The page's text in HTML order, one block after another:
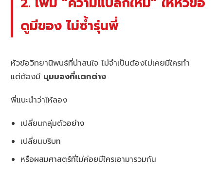
ดูมีของ ไม่ซ้ำรุ่นพี่
หัวข้อวิทยานิพนธ์ที่น่าสนใจ ไม่จำเป็นต้องไม่เคยมีใครทำ
แต่ต้องมี มุมมองที่แตกต่าง
พี่แนะนำว่าให้ลอง
เปลี่ยนกลุ่มตัวอย่าง
เปลี่ยนบริบท
หรือผสมศาสตร์ที่ไม่ค่อยมีใครเอามารวมกัน